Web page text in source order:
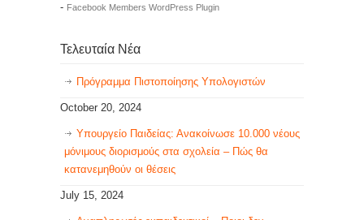
- Facebook Members WordPress Plugin
Τελευταία Νέα
Πρόγραμμα Πιστοποίησης Υπολογιστών
October 20, 2024
Υπουργείο Παιδείας: Ανακοίνωσε 10.000 νέους
μόνιμους διορισμούς στα σχολεία – Πώς θα
κατανεμηθούν οι θέσεις
July 15, 2024